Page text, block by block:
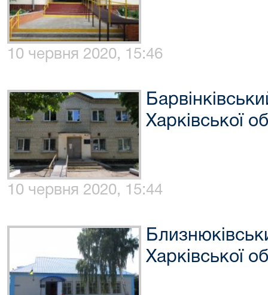
10 червня 2020, 15:46
Харківської
10 червня 2020, 15:44
Харківської